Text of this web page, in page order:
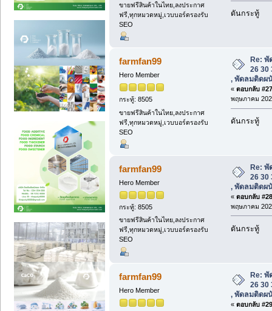
ขายฟรีสินค้าในไทย,ลงประกาศ
ฟรี,ทุกหมวดหมู่,เวบบอร์ดรองรับ
SEO
ดันกระทู้
farmfan99
Hero Member
กระทู้: 8505
ขายฟรีสินค้าในไทย,ลงประกาศ
ฟรี,ทุกหมวดหมู่,เวบบอร์ดรองรับ
SEO
Re: พั
26 30
, พัดลมติดผ
« ตอบกลับ
พฤษภาคม
ดันกระทู้
farmfan99
Hero Member
กระทู้: 8505
ขายฟรีสินค้าในไทย,ลงประกาศ
ฟรี,ทุกหมวดหมู่,เวบบอร์ดรองรับ
SEO
Re: พั
26 30
, พัดลมติดผ
« ตอบกลับ
พฤษภาคม
ดันกระทู้
farmfan99
Hero Member
Re: พั
26 30
, พัดลมติดผ
« ตอบกลับ